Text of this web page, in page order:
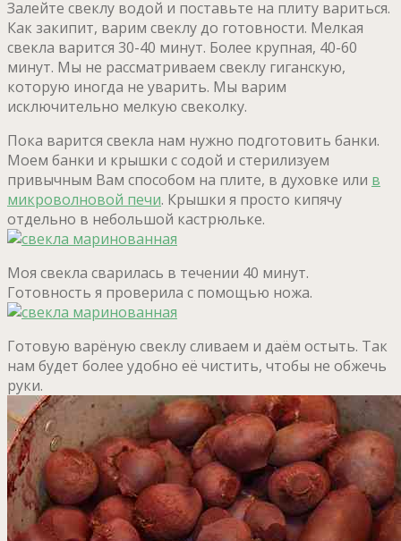
Залейте свеклу водой и поставьте на плиту вариться.
Как закипит, варим свеклу до готовности. Мелкая
свекла варится 30-40 минут. Более крупная, 40-60
минут. Мы не рассматриваем свеклу гиганскую,
которую иногда не уварить. Мы варим
исключительно мелкую свеколку.
Пока варится свекла нам нужно подготовить банки.
Моем банки и крышки с содой и стерилизуем
привычным Вам способом на плите, в духовке или в
микроволновой печи. Крышки я просто кипячу
отдельно в небольшой кастрюльке.
Моя свекла сварилась в течении 40 минут.
Готовность я проверила с помощью ножа.
Готовую варёную свеклу сливаем и даём остыть. Так
нам будет более удобно её чистить, чтобы не обжечь
руки.